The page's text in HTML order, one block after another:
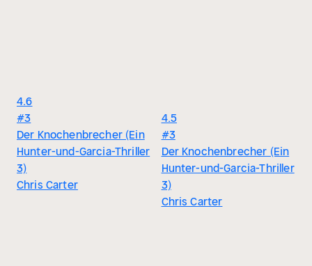
4.6
#3
Der Knochenbrecher (Ein
Hunter-und-Garcia-Thriller
3)
Chris Carter
4.5
#3
Der Knochenbrecher (Ein
Hunter-und-Garcia-Thriller
3)
Chris Carter